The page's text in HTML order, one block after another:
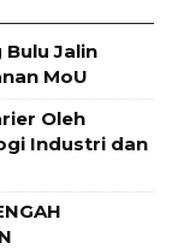
Bulu Jalin
MoU
Oleh
Industri dan